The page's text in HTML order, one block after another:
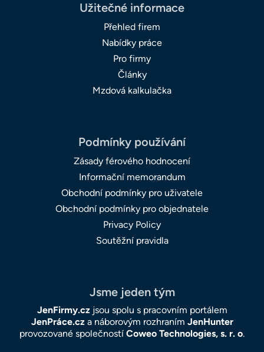
Užitečné informace
Přehled firem
Nabídky práce
Pro firmy
Články
Mzdová kalkulačka
Podmínky používání
Zásady férového hodnocení
Informační memorandum
Obchodní podmínky pro uživatele
Obchodní podmínky pro objednatele
Privacy Policy
Soutěžní pravidla
Jsme jeden tým
JenFirmy.czjsou spolu s pracovním portálem
JenPráce.cza náborovým rozhraním JenHunter
provozované společností Coweo Technologies, s. r. o.